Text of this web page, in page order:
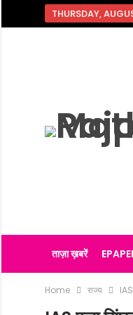
THURSDAY,
ताज़ा ख़बरें
Home राज्य